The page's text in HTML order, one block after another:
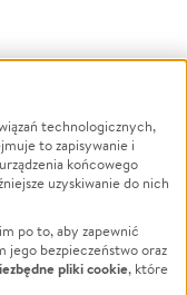
Powódź
Wichura
NGO
Edukacja
Podróż
technologicznych,
to zapisywanie i
końcowego
uzyskiwanie do nich
po to, aby zapewnić
jego bezpieczeństwo oraz
pliki cookie, które